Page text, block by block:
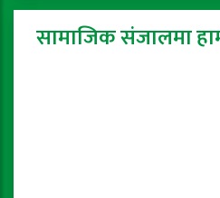
सामाजिक संजालमा